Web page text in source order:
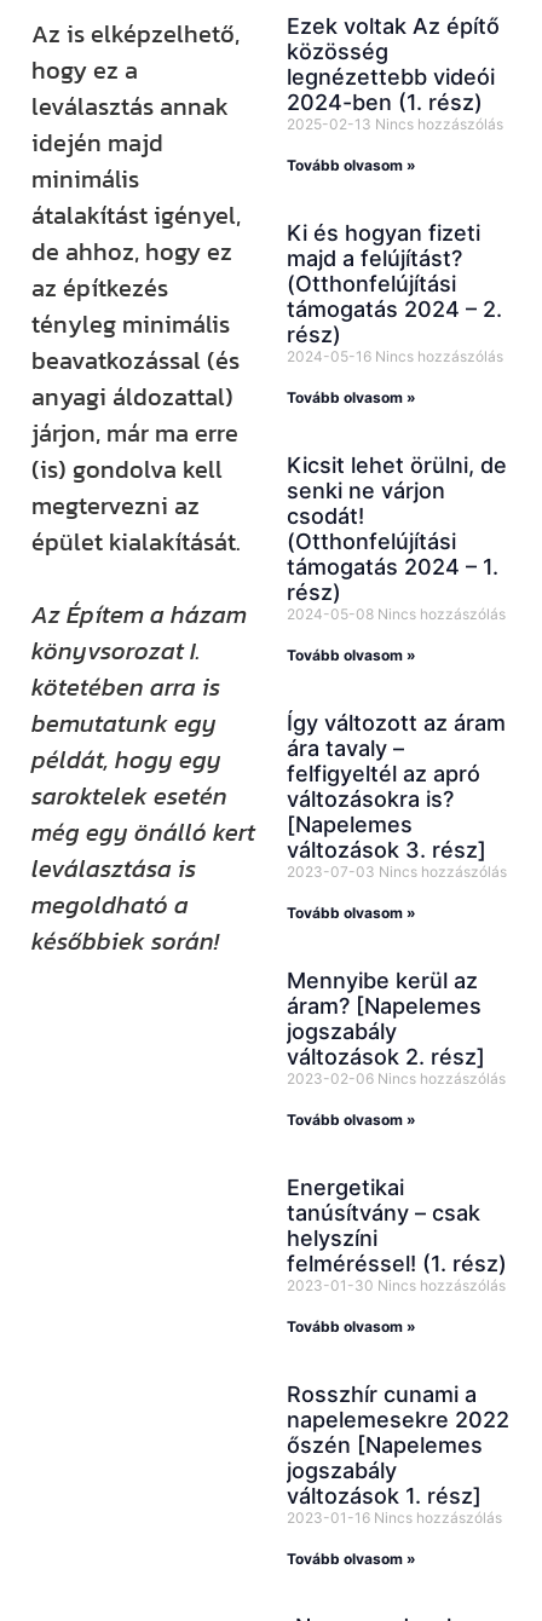
Az is elképzelhető,
hogy ez a
leválasztás annak
idején majd
minimális
átalakítást igényel,
de ahhoz, hogy ez
az építkezés
tényleg minimális
beavatkozással (és
anyagi áldozattal)
járjon, már ma erre
(is) gondolva kell
megtervezni az
épület kialakítását.
Az Építem a házam
könyvsorozat I.
kötetében arra is
bemutatunk egy
példát, hogy egy
saroktelek esetén
még egy önálló kert
leválasztása is
megoldható a
későbbiek során!
Ezek voltak Az építő
közösség
legnézettebb videói
2024-ben (1. rész)
2025-02-13 Nincs hozzászólás
Tovább olvasom »
Ki és hogyan fizeti
majd a felújítást?
(Otthonfelújítási
támogatás 2024 – 2.
rész)
2024-05-16 Nincs hozzászólás
Tovább olvasom »
Kicsit lehet örülni, de
senki ne várjon
csodát!
(Otthonfelújítási
támogatás 2024 – 1.
rész)
2024-05-08 Nincs hozzászólás
Tovább olvasom »
Így változott az áram
ára tavaly –
felfigyeltél az apró
változásokra is?
[Napelemes
változások 3. rész]
2023-07-03 Nincs hozzászólás
Tovább olvasom »
Mennyibe kerül az
áram? [Napelemes
jogszabály
változások 2. rész]
2023-02-06 Nincs hozzászólás
Tovább olvasom »
Energetikai
tanúsítvány – csak
helyszíni
felméréssel! (1. rész)
2023-01-30 Nincs hozzászólás
Tovább olvasom »
Rosszhír cunami a
napelemesekre 2022
őszén [Napelemes
jogszabály
változások 1. rész]
2023-01-16 Nincs hozzászólás
Tovább olvasom »